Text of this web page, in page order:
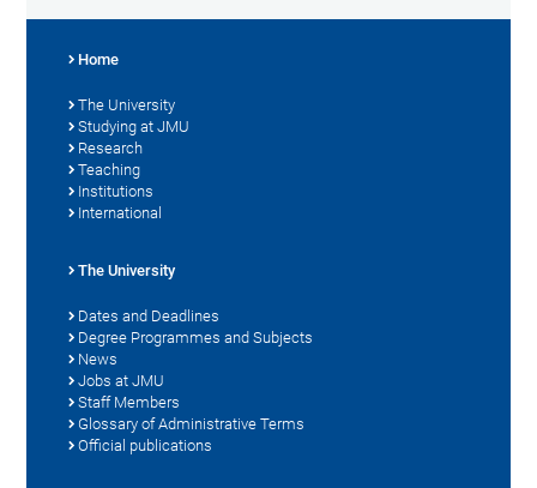
Home
The University
Studying at JMU
Research
Teaching
Institutions
International
The University
Dates and Deadlines
Degree Programmes and Subjects
News
Jobs at JMU
Staff Members
Glossary of Administrative Terms
Official publications